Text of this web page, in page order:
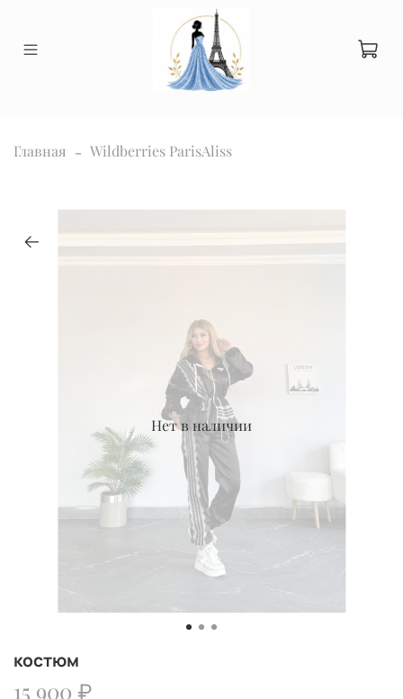
Главная Wildberries ParisAliss
Нет в наличии
костюм
15 900 ₽